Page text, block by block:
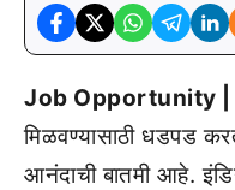
Job Opportunity |
मिळवण्यासाठी धडपड
आनंदाची बातमी आहे.